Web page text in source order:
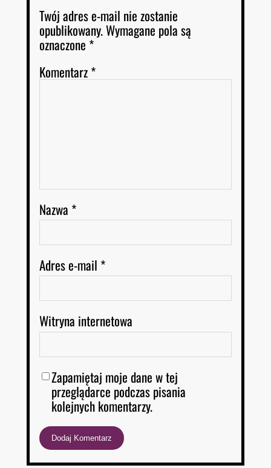
Twój adres e-mail nie zostanie
opublikowany.Wymagane pola są
oznaczone *
Komentarz*
Nazwa *
Adres e-mail *
Witryna internetowa
Zapamiętaj moje dane w tej
przeglądarce podczas pisania
kolejnych komentarzy.